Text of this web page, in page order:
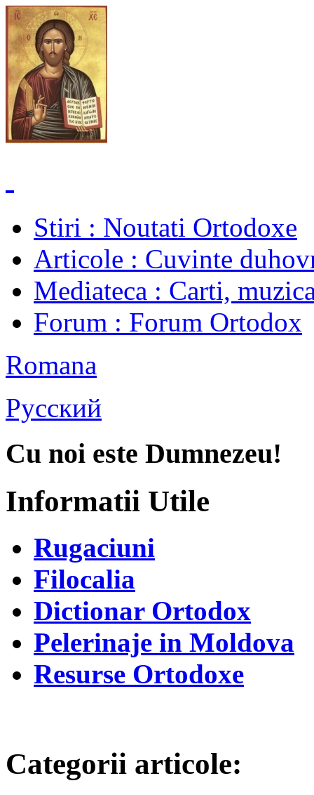
Stiri : Noutati Ortodoxe
Articole : Cuvinte
Mediateca : Carti,
Forum : Forum Ortodox
Romana
Русский
Cu noi este Dumnezeu!
Informatii Utile
Rugaciuni
Filocalia
Dictionar Ortodox
Pelerinaje in Moldova
Resurse Ortodoxe
Categorii articole: